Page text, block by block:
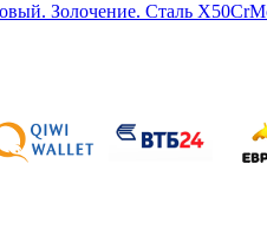
Золочение. Сталь